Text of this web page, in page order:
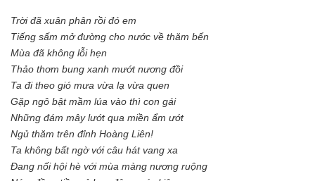
Trời đã xuân phân rồi đó em
Tiếng sấm mở đường cho nước về thăm bến
Mùa đã không lỗi hẹn
Thảo thơm bung xanh mướt nương đồi
Ta đi theo gió mưa vừa lạ vừa quen
Gặp ngô bật mầm lúa vào thì con gái
Những đám mây lướt qua miền ẩm ướt
Ngủ thăm trên đỉnh Hoàng Liên!
Ta không bất ngờ với câu hát vang xa
Đang nối hội hè với mùa màng nương ruộng